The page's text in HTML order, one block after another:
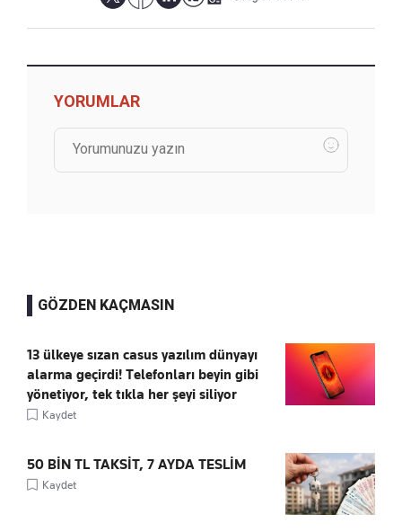
YORUMLAR
GÖZDEN KAÇMASIN
13 ülkeye sızan casus yazılım dünyayı
alarma geçirdi! Telefonları beyin gibi
yönetiyor, tek tıkla her şeyi siliyor
Kaydet
50 BİN TL TAKSİT, 7 AYDA TESLİM
Kaydet